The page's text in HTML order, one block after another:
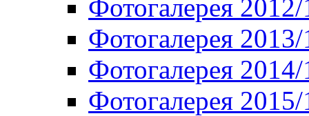
Фотогалерея
Фотогалерея
Фотогалерея
Фотогалерея